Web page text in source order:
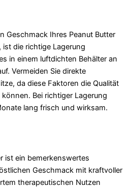
Geschmack Ihres Peanut Butter
ist die richtige Lagerung
in einem luftdichten Behälter an
Vermeiden Sie direkte
da diese Faktoren die Qualität
Bei richtiger Lagerung
lang frisch und wirksam.
ist ein bemerkenswertes
Geschmack mit kraftvoller
therapeutischen Nutzen